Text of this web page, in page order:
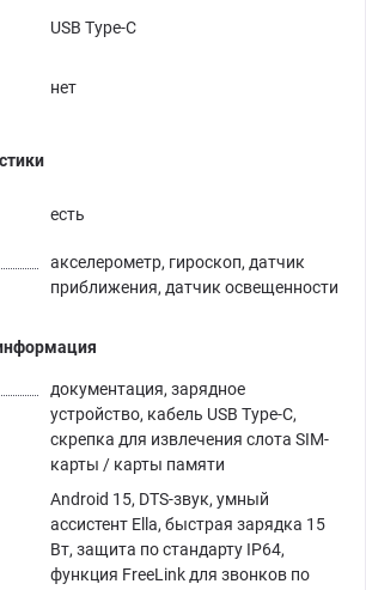
USB Type-C
нет
есть
акселерометр, гироскоп, датчик
приближения, датчик освещенности
документация, зарядное
устройство, кабель USB Type-C,
скрепка для извлечения слота SIM-
карты / карты памяти
Android 15, DTS-звук, умный
ассистент Ella, быстрая зарядка 15
Вт, защита по стандарту IP64,
функция FreeLink для звонков по